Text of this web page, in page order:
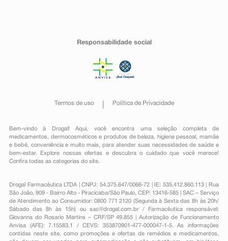
Responsabilidade social
Termos de uso Política de Privacidade
Bem-vindo à Drogal! Aqui, você encontra uma seleção completa de
medicamentos , dermocosméticos e produtos de beleza, higiene pessoal ,mamãe
e bebê, conveniênciae muito mais, para atender suas necessidades de saúde e
bem-estar. Explore nossas ofertas e descubra o cuidado que você merece!
Confira todas as categorias do site.
Drogal Farmacêutica LTDA | CNPJ: 54.375.647/0066-72 | IE: 535.412.860.113 | Rua
São João, 909 - Bairro Alto - Piracicaba/São Paulo, CEP: 13416-585 | SAC – Serviço
de Atendimento ao Consumidor: 0800 771 2120 (Segunda à Sexta das 8h às 20h/
Sábado das 8h às 15h) ou sac@drogal.com.br/ Farmacêutica responsável:
Giovanna do Rosario Martins – CRF/SP 49.855 | Autorização de Funcionamento
Anvisa (AFE): 7.15583.1 / CEVS: 353870901-477-000047-1-5. As informações
contidas neste site, como promoções e ofertas de remédios e medicamentos,